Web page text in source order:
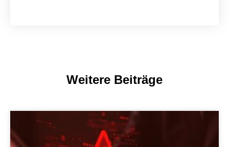
Weitere Beiträge